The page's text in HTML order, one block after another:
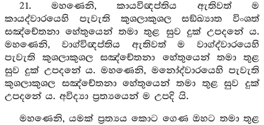
21. මහණෙනි, කායවිඥප්තිය ඇතිවත් ම
කායද්වාරයෙහි පැවැති කුශලාකුශල සඞ්ඛ්‍යාත විංශත්
සඤ්චේතනා හේතුයෙන් තමා තුළ සුව දුක් උපදනේ ය.
මහණෙනි, වාග්විඥප්තිය ඇතිවත් ම වාග්ද්වාරයෙහි
පැවැති කුශලාකුශල සඤ්චේතනා හේතුයෙන් තමා තුළ
සුව දුක් උපදනේ ය. මහණෙනි, මනෝද්වාරයෙහි පැවැති
කුශලාකුශල සඤ්චේතනා හේතුයෙන් තමා තුළ සුව දුක්
උපදනේ ය. අවිද්‍යා ප්‍රත්‍යයෙන් ම උපදි යි.
මහණෙනි, යමක් ප්‍රත්‍යය කොට ගෙණ ඔහට තමා තුළ